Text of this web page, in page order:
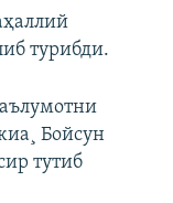
турибди.
Бойсун
тутиб